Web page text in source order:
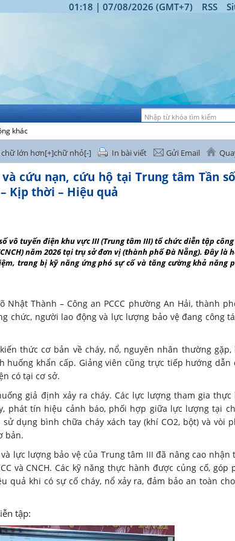
01:18 | 07/08/2026 (GMT+7) RSS
khác
lớn hơn[+]chữ nhỏ[-] In bài viết Gửi Email
cứu nạn, cứu hộ tại Trung tâm Tần
Kịp thời – Hiệu quả
vô tuyến điện khu vực III (Trung tâm III) tổ chức diễn tập
năm 2026 tại trụ sở đơn vị (thành phố Đà Nẵng). Đây là
trang bị kỹ năng ứng phó sự cố và tăng cường khả năng
Thành – Công an PCCC phường An Hải, thành
chức, người lao động và lực lượng bảo vệ đang công
thức cơ bản về cháy, nổ, nguyên nhân thường gặp,
khẩn cấp. Giảng viên cũng trực tiếp hướng dẫn
có tại cơ sở.
giả định xảy ra cháy. Các lực lượng tham gia thực
phát tín hiệu cảnh báo, phối hợp giữa lực lượng tại
dụng bình chữa cháy xách tay (khí CO2, bột) và vòi
bản.
lực lượng bảo vệ của Trung tâm III đã nâng cao nhận
và CNCH. Các kỹ năng thực hành được củng cố, góp
quả khi có sự cố cháy, nổ xảy ra, đảm bảo an toàn
tập: